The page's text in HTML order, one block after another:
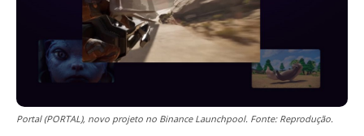
Portal (PORTAL), novo projeto no Binance Launchpool. Fonte: Reprodução.